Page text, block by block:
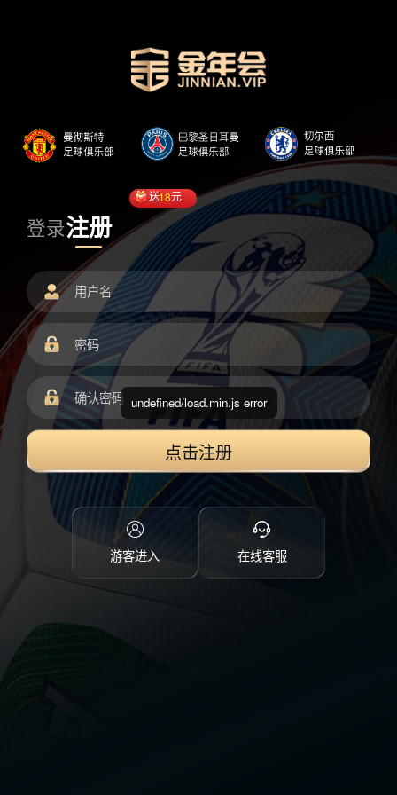
登录注册
送18元
点击注册
游客进入 在线客服
undefined/load.min.js error